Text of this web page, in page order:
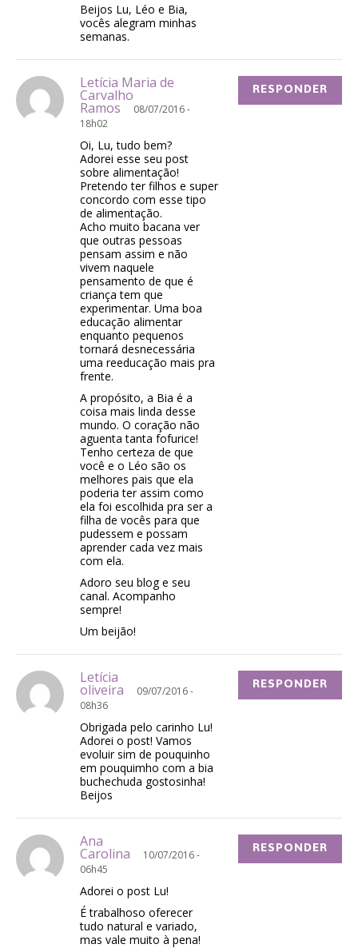
Beijos Lu, Léo e Bia,
vocês alegram minhas
semanas.
Letícia Maria de
Carvalho
Ramos
08/07/2016 -
18h02
Oi, Lu, tudo bem?
Adorei esse seu post
sobre alimentação!
Pretendo ter filhos e super
concordo com esse tipo
de alimentação.
Acho muito bacana ver
que outras pessoas
pensam assim e não
vivem naquele
pensamento de que é
criança tem que
experimentar. Uma boa
educação alimentar
enquanto pequenos
tornará desnecessária
uma reeducação mais pra
frente.
A propósito, a Bia é a
coisa mais linda desse
mundo. O coração não
aguenta tanta fofurice!
Tenho certeza de que
você e o Léo são os
melhores pais que ela
poderia ter assim como
ela foi escolhida pra ser a
filha de vocês para que
pudessem e possam
aprender cada vez mais
com ela.
Adoro seu blog e seu
canal. Acompanho
sempre!
Um beijão!
RESPONDER
Letícia
oliveira
09/07/2016 -
08h36
Obrigada pelo carinho Lu!
Adorei o post! Vamos
evoluir sim de pouquinho
em pouquimho com a bia
buchechuda gostosinha!
Beijos
RESPONDER
Ana
Carolina
10/07/2016 -
06h45
Adorei o post Lu!
É trabalhoso oferecer
tudo natural e variado,
mas vale muito à pena!
RESPONDER